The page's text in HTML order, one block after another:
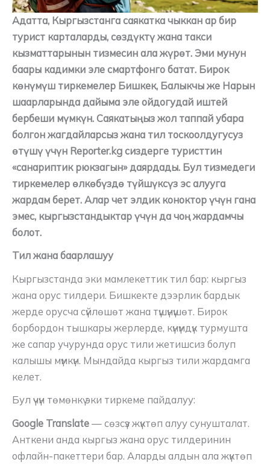
Адатта, Кыргызстанга саякатка чыккан ар бир
турист карталарды, сөздүктү жана такси
кызматтарынын тизмесин ала жүрөт. Эми мунун
баары кадимки эле смартфонго батат. Бирок
көнүмүш тиркемелер Бишкек, Балыкчы же Нарын
шаарларында дайыма эле ойдогудай иштей
бербеши мүмкүн. Саякатыңыз жол таппай убара
болгон жагдайларсыз жана тил тоскоолдугусуз
өтүшү үчүн Reporter.kg сиздерге туристтин
«санариптик рюкзагын» даярдады. Бул тизмедеги
тиркемелер өлкөбүздө түйшүксүз эс алууга
жардам берет. Алар чет элдик коноктор үчүн гана
эмес, кыргызстандыктар үчүн да чоң жардамчы
болот.
Тил жана баарлашуу
Кыргызстанда эки мамлекеттик тил бар: кыргыз
жана орус тилдери. Бишкекте дээрлик бардык
жерде орусча сүйлөшөт жана түшүнүшөт. Бирок
борбордон тышкары жерлерде, күнүмдүк турмушта
же сапар учурунда орус тили жетишсиз болуп
калышы мүмкүн. Мындайда кыргыз тили жардамга
келет.
Бул үчүн төмөнкү эки тиркеме пайдалуу:
Google Translate — сөзсүз жүктөп алуу сунушталат.
Анткени анда кыргыз жана орус тилдеринин
офлайн-пакеттери бар. Аларды алдын ала жүктөп